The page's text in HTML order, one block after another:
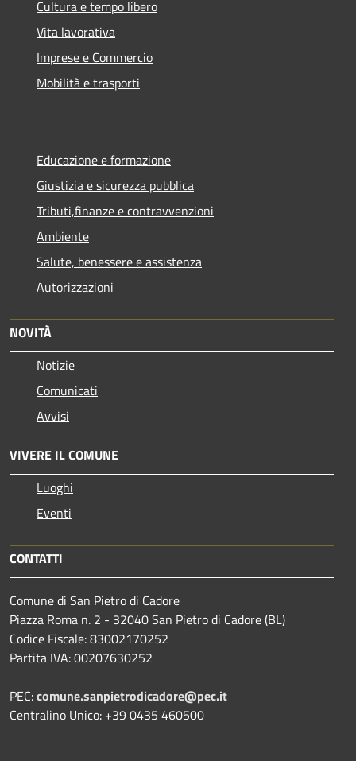
Cultura e tempo libero
Vita lavorativa
Imprese e Commercio
Mobilità e trasporti
Educazione e formazione
Giustizia e sicurezza pubblica
Tributi,finanze e contravvenzioni
Ambiente
Salute, benessere e assistenza
Autorizzazioni
NOVITÀ
Notizie
Comunicati
Avvisi
VIVERE IL COMUNE
Luoghi
Eventi
CONTATTI
Comune di San Pietro di Cadore
Piazza Roma n. 2 - 32040 San Pietro di Cadore (BL)
Codice Fiscale: 83002170252
Partita IVA: 00207630252
PEC:comune.sanpietrodicadore@pec.it
Centralino Unico: +39 0435 460500